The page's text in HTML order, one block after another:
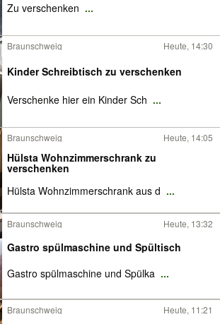
Zu verschenken ...
Braunschweig Heute, 14:30
Kinder Schreibtisch zu verschenken
Verschenke hier ein Kinder Sch ...
Braunschweig Heute, 14:05
Hülsta Wohnzimmerschrank zu
verschenken
Hülsta Wohnzimmerschrank aus d ...
Braunschweig Heute, 13:32
Gastro spülmaschine und Spültisch
Gastro spülmaschine und Spülka ...
Braunschweig Heute, 11:21